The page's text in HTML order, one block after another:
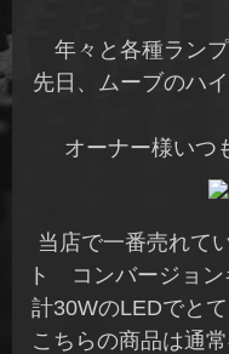
年々と各種ラン
先日、ムーブのハ
オーナー様いつ
当店で一番売れて
ト コンバージョン
計30WのLEDでと
こちらの商品は通